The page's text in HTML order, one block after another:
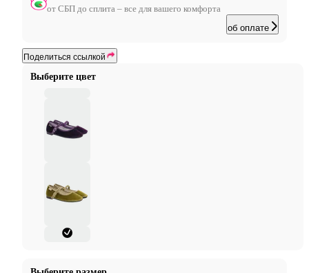
Выберите цвет
от СБП до сплита – все для вашего комфорта
об оплате
Поделиться ссылкой